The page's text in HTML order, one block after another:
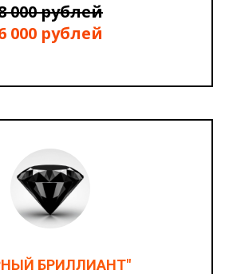
000 рублей
000 рублей
БРИЛЛИАНТ"